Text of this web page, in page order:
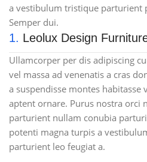
a vestibulum tristique parturient
Semper dui.
1. Leolux Design
Ullamcorper per dis adipiscing
vel massa ad venenatis a cras
a suspendisse montes habitasse
aptent ornare. Purus nostra orci
parturient nullam conubia
potenti magna turpis a
parturient leo feugiat a.